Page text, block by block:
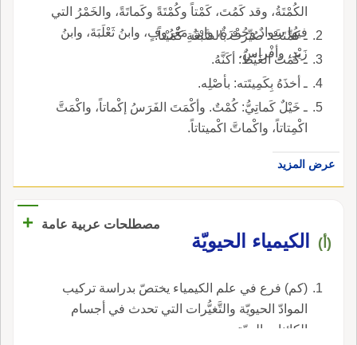
الكُمْتَةُ، وقد كَمُتَ، كَمْتاً وكُمْتَةً وكَماتَةً، والخَمْرُ التي
فيها سَوادٌ وحُمْرَةٌ، وابنُ مَعْرُوفٍ، وابنُ ثَعْلَبَةَ، وابنُ
زَيْدٍ، وأفْراسٌ.
ـ كُمِّتَتْ: صُيِّرَتْ بالصَّبْغَةِ كُمَيْتاً.
ـ كَمَتَ الغَيْظَ: أكَنَّهُ.
ـ أخذَهُ بِكَمِيتَته: بأصْلِه.
ـ خَيْلٌ كَماتِيُّ: كُمْتٌ. وأكْمَتَ الفَرَسُ إكْماتاً، واكْمَتَّ
اكْمِتاتاً، واكْماتَّ اكْميتاتاً.
عرض المزيد
مصطلحات عربية عامة +
(أ) الكيمياء الحيويّة
(كم) فرع في علم الكيمياء يختصّ بدراسة تركيب
الموادّ الحيويّة والتَّغيُّرات التي تحدث في أجسام
الكائنات الحيّة.